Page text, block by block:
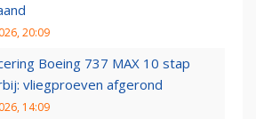
20:09
Boeing 737 MAX 10 stap
vliegproeven afgerond
14:09